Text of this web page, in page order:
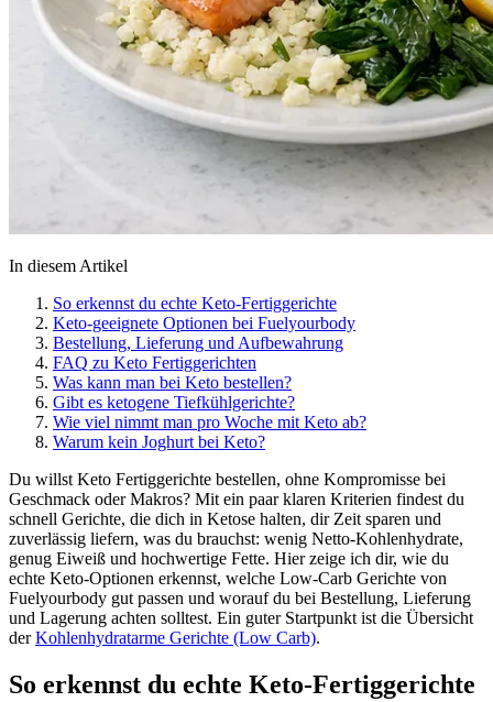
In diesem Artikel
So erkennst du echte Keto-Fertiggerichte
Keto-geeignete Optionen bei Fuelyourbody
Bestellung, Lieferung und Aufbewahrung
FAQ zu Keto Fertiggerichten
Was kann man bei Keto bestellen?
Gibt es ketogene Tiefkühlgerichte?
Wie viel nimmt man pro Woche mit Keto ab?
Warum kein Joghurt bei Keto?
Du willst Keto Fertiggerichte bestellen, ohne Kompromisse bei
Geschmack oder Makros? Mit ein paar klaren Kriterien findest du
schnell Gerichte, die dich in Ketose halten, dir Zeit sparen und
zuverlässig liefern, was du brauchst: wenig Netto-Kohlenhydrate,
genug Eiweiß und hochwertige Fette. Hier zeige ich dir, wie du
echte Keto-Optionen erkennst, welche Low-Carb Gerichte von
Fuelyourbody gut passen und worauf du bei Bestellung, Lieferung
und Lagerung achten solltest. Ein guter Startpunkt ist die Übersicht
derKohlenhydratarme Gerichte (Low Carb).
So erkennst du echte Keto-Fertiggerichte